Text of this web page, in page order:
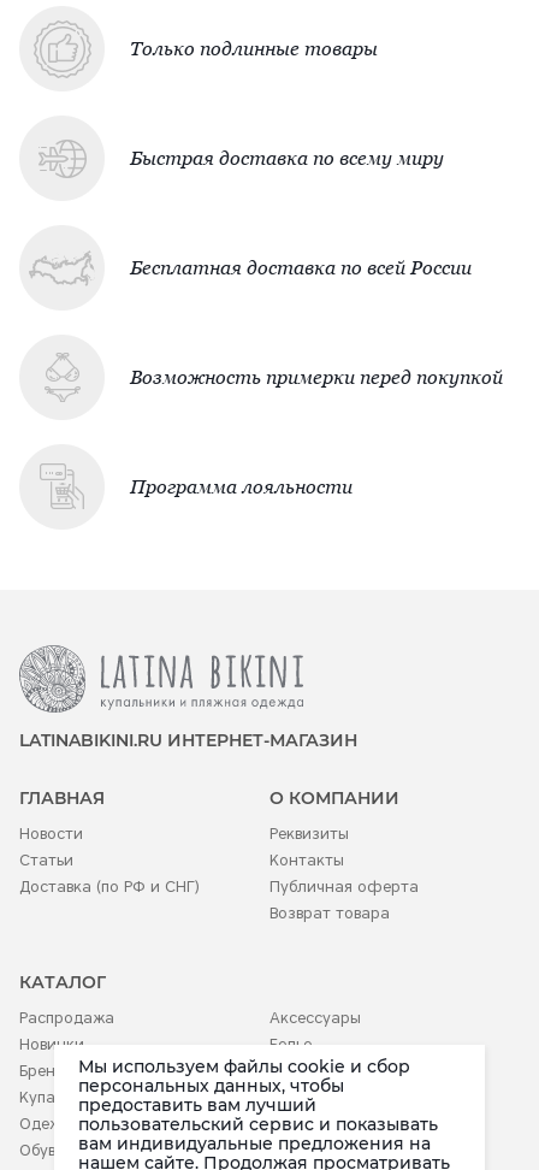
Только подлинные товары
Быстрая доставка по всему миру
Бесплатная доставка по всей России
Возможность примерки перед покупкой
Программа лояльности
LATINABIKINI.RU ИНТЕРНЕТ-МАГАЗИН
ГЛАВНАЯ
Новости
Статьи
Доставка (по РФ и СНГ)
О КОМПАНИИ
Реквизиты
Контакты
Публичная оферта
Возврат товара
КАТАЛОГ
Распродажа
Новинки
Бренды
Купальники
Одежда
Обувь
Аксессуары
Белье
Детское
Мы используем файлы cookie и сбор
персональных данных, чтобы
предоставить вам лучший
пользовательский сервис и показывать
вам индивидуальные предложения на
нашем сайте. Продолжая просматривать